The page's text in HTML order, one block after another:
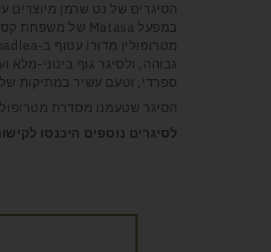
הסיגרים של נט שרמן מיוצרים
במפעל Matasa של משפחת
מטרופולין מַדוּרוֹ עטוף ב-
גבוהה, ולסיגר גוף בינוני-
ספרדי, וטעם עשיר במתיקות
הסיגר שטעמנו מסדרת
לסיגרים נוספים היכנסו